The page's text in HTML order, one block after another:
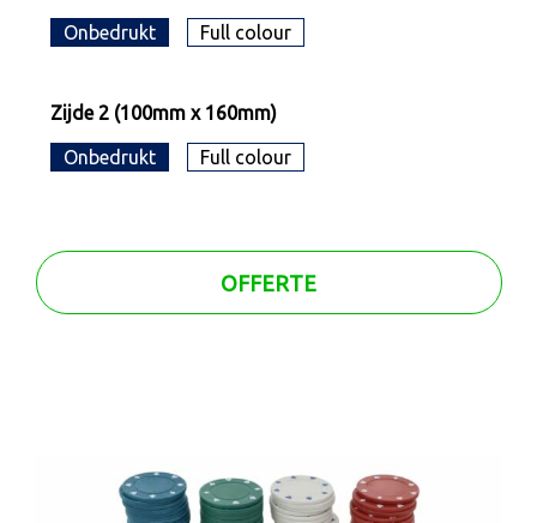
Onbedrukt Full colour
Zijde 2 (100mm x 160mm)
Onbedrukt Full colour
OFFERTE